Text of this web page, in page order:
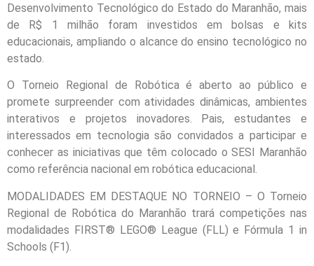
Desenvolvimento Tecnológico do Estado do Maranhão, mais
de R$ 1 milhão foram investidos em bolsas e kits
educacionais, ampliando o alcance do ensino tecnológico no
estado.
O Torneio Regional de Robótica é aberto ao público e
promete surpreender com atividades dinâmicas, ambientes
interativos e projetos inovadores. Pais, estudantes e
interessados em tecnologia são convidados a participar e
conhecer as iniciativas que têm colocado o SESI Maranhão
como referência nacional em robótica educacional.
MODALIDADES EM DESTAQUE NO TORNEIO – O Torneio
Regional de Robótica do Maranhão trará competições nas
modalidades FIRST® LEGO® League (FLL) e Fórmula 1 in
Schools (F1).